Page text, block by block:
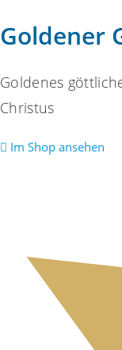
Goldener
Goldenes
Christus
Im Shop ansehen